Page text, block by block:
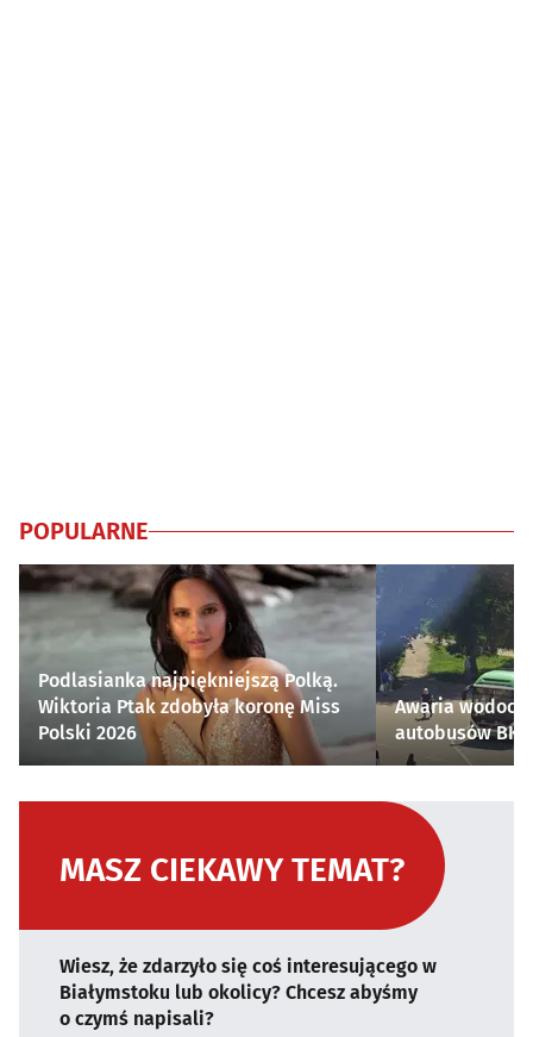
POPULARNE
Podlasianka najpiękniejszą Polką.
Wiktoria Ptak zdobyła koronę Miss
Polski 2026
Awaria
autobusów
MASZ CIEKAWY TEMAT?
Wiesz, że zdarzyło się coś interesującego w
Białymstoku lub okolicy? Chcesz abyśmy
o czymś napisali?